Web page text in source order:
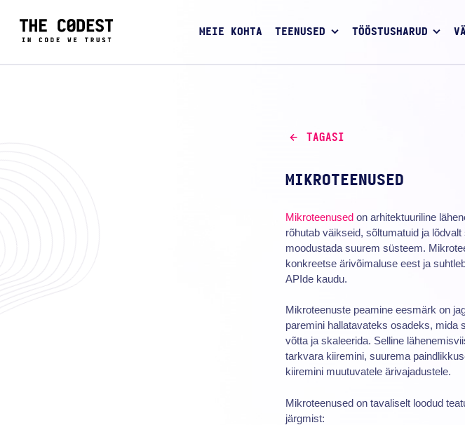
MEIE KOHTA TEENUSED TÖÖSTUSHARUD
TAGASI
MIKROTEENUSED
Mikroteenusedon arhitektuuriline
rõhutab väikseid, sõltumatuid ja
moodustada suurem süsteem.
konkreetse ärivõimaluse eest ja
APIde kaudu.
Mikroteenuste peamine eesmärk on
paremini hallatavateks osadeks, mida
võtta ja skaleerida. Selline
tarkvara kiiremini, suurema
kiiremini muutuvatele ärivajadustele.
Mikroteenused on tavaliselt loodud
järgmist: